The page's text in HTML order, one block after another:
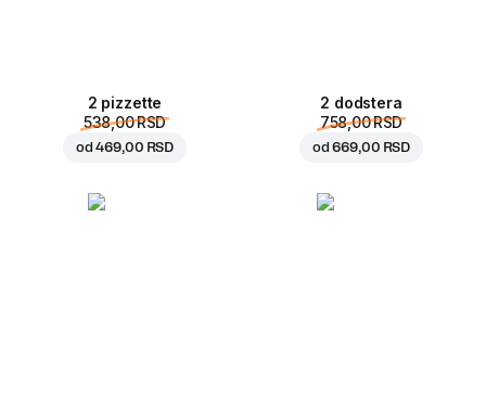
2 pizzette
538,00 RSD
od469,00 RSD
2 dodstera
758,00 RSD
od669,00 RSD